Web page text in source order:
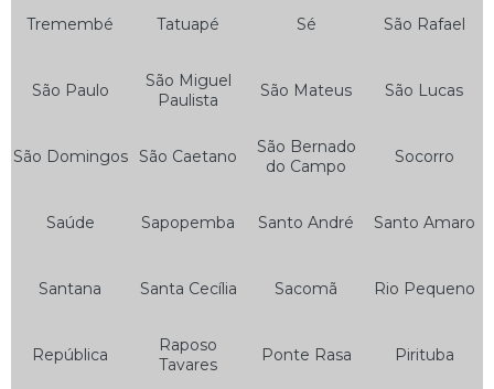
Bateria para Motos
Bateria 12v 5ah Moto
Bateria da Moto
Bateria de Moto
Tremembé Tatuapé Sé São Rafael
São Paulo
São Miguel
Paulista
São Mateus São Lucas
São Domingos São Caetano
São Bernado
do Campo
Socorro
Saúde Sapopemba Santo André Santo Amaro
Santana Santa Cecília Sacomã Rio Pequeno
República
Raposo
Tavares
Ponte Rasa Pirituba